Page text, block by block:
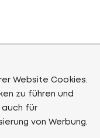
Website Cookies.
zu führen und
auch für
von Werbung.